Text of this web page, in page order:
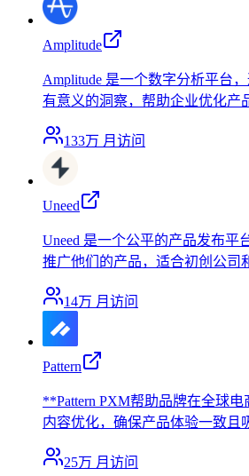
Amplitude
Amplitude 是一个数字分析平台
有意义的洞察，帮助企业优化产
133万 月访问
Uneed
Uneed 是一个公平的产品发布平
推广他们的产品，适合初创公司
14万 月访问
Pattern
**Pattern PXM帮助品牌在全球
内容优化，确保产品体验一致且
25万 月访问